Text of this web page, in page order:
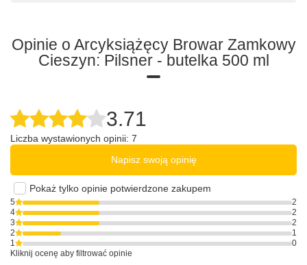
Opinie o Arcyksiążęcy Browar Zamkowy
Cieszyn: Pilsner - butelka 500 ml
3.71
Liczba wystawionych opinii: 7
Napisz swoją opinię
Pokaż tylko opinie potwierdzone zakupem
5
2
4
2
3
2
2
1
1
0
Kliknij ocenę aby filtrować opinie